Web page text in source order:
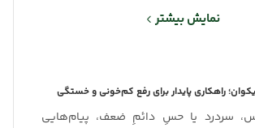
مصرف کنید. تیم نیکوان هم همیشه
نمایش بیشتر
راهکاری پایدار برای رفع کم‌خونی و خستگی
سردرد یا حسِ دائمِ ضعف، پیام‌هایی